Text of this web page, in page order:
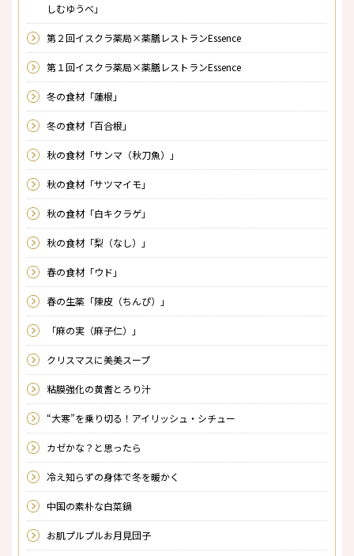
しむゆうべ」
第２回イスクラ薬局×薬膳レストランEssence
第１回イスクラ薬局×薬膳レストランEssence
冬の食材「蓮根」
冬の食材「百合根」
秋の食材「サンマ（秋刀魚）」
秋の食材「サツマイモ」
秋の食材「白キクラゲ」
秋の食材「梨（なし）」
春の食材「ウド」
春の生薬「陳皮（ちんぴ）」
「麻の実（麻子仁）」
クリスマスに美美スープ
粘膜強化の黄耆とろり汁
“大寒”を乗り切る！アイリッシュ・シチュー
カゼかな？と思ったら
冷え知らずの身体で冬を暖かく
中国の素朴な白菜鍋
お肌プルプルお月見団子